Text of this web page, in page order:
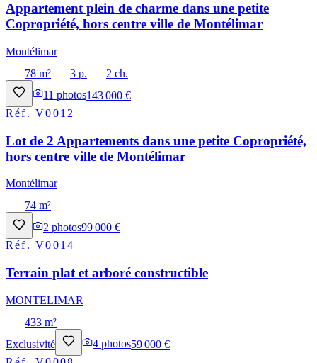
Appartement plein de charme dans une petite
Copropriété, hors centre ville de Montélimar
Montélimar
78 m²
3 p.
2 ch.
11 photos143 000 €
Réf.V0012
Lot de 2 Appartements dans une petite Copropriété,
hors centre ville de Montélimar
Montélimar
74 m²
2 photos99 000 €
Réf.V0014
Terrain plat et arboré constructible
MONTELIMAR
433 m²
Exclusivité
4 photos59 000 €